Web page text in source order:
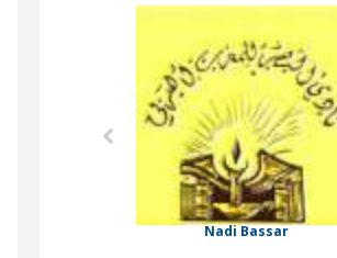
Nadi Bassar